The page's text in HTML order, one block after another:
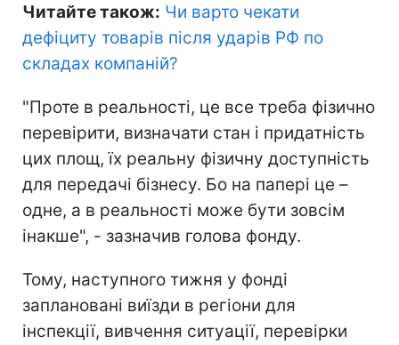
Читайте також: Чи варто чекати
дефіциту товарів після ударів РФ по
складах компаній?
"Проте в реальності, це все треба фізично
перевірити, визначати стан і придатність
цих площ, їх реальну фізичну доступність
для передачі бізнесу. Бо на папері це –
одне, а в реальності може бути зовсім
інакше", - зазначив голова фонду.
Тому, наступного тижня у фонді
заплановані виїзди в регіони для
інспекції, вивчення ситуації, перевірки